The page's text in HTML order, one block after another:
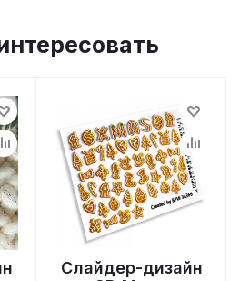
Слайдер-дизайн